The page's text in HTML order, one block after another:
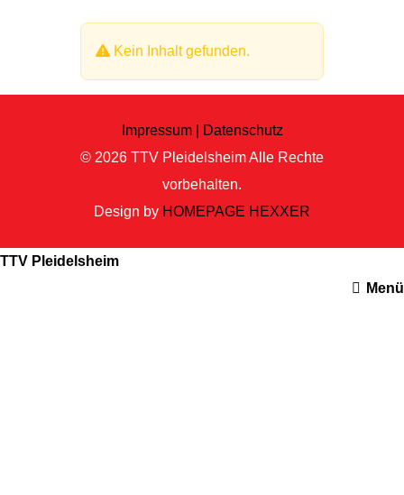
Kein Inhalt gefunden.
Impressum |
Datenschutz
© 2026 TTV PleidelsheimAlle Rechte
vorbehalten.
Design by HOMEPAGE HEXXER
TTV Pleidelsheim
Menü